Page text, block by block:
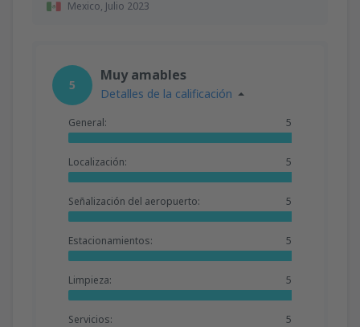
Mexico, Julio 2023
5
Muy amables
Detalles de la calificación
General: 5
Localización: 5
Señalización del aeropuerto: 5
Estacionamientos: 5
Limpieza: 5
Servicios: 5